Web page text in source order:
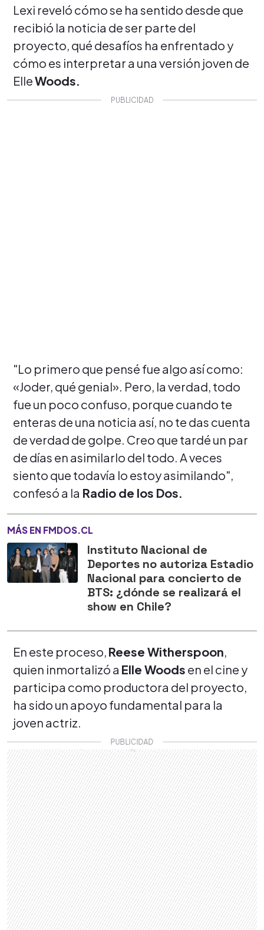
Lexi reveló cómo se ha sentido desde que
recibió la noticia de ser parte del
proyecto, qué desafíos ha enfrentado y
cómo es interpretar a una versión joven de
ElleWoods.
"Lo primero que pensé fue algo así como:
«Joder, qué genial». Pero, la verdad, todo
fue un poco confuso, porque cuando te
enteras de una noticia así, no te das cuenta
de verdad de golpe. Creo que tardé un par
de días en asimilarlo del todo. A veces
siento que todavía lo estoy asimilando",
confesó a la Radio de los Dos.
MÁS EN FMDOS.CL
Instituto Nacional de
Deportes no autoriza Estadio
Nacional para concierto de
BTS: ¿dónde se realizará el
show en Chile?
En este proceso, Reese Witherspoon,
quien inmortalizó a Elle Woods en el cine y
participa como productora del proyecto,
ha sido un apoyo fundamental para la
joven actriz.